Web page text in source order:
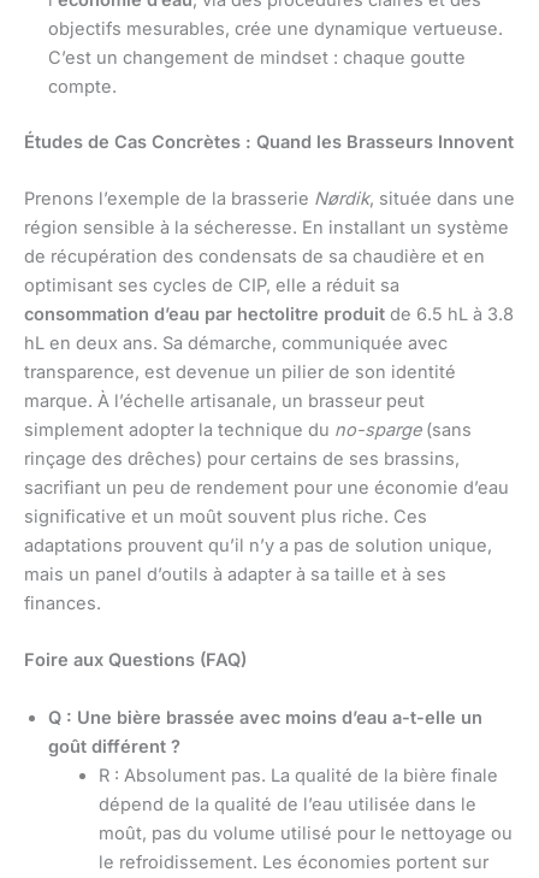
objectifs mesurables, crée une dynamique vertueuse.
C’est un changement de mindset : chaque goutte
compte.
Études de Cas Concrètes : Quand les Brasseurs Innovent
Prenons l’exemple de la brasserie Nørdik, située dans une
région sensible à la sécheresse. En installant un système
de récupération des condensats de sa chaudière et en
optimisant ses cycles de CIP, elle a réduit sa
consommation d’eau par hectolitre produit de 6.5 hL à 3.8
hL en deux ans. Sa démarche, communiquée avec
transparence, est devenue un pilier de son identité
marque. À l’échelle artisanale, un brasseur peut
simplement adopter la technique du no-sparge(sans
rinçage des drêches) pour certains de ses brassins,
sacrifiant un peu de rendement pour une économie d’eau
significative et un moût souvent plus riche. Ces
adaptations prouvent qu’il n’y a pas de solution unique,
mais un panel d’outils à adapter à sa taille et à ses
finances.
Foire aux Questions (FAQ)
Q : Une bière brassée avec moins d’eau a-t-elle un
goût différent ?
R : Absolument pas. La qualité de la bière finale
dépend de la qualité de l’eau utilisée dans le
moût, pas du volume utilisé pour le nettoyage ou
le refroidissement. Les économies portent sur